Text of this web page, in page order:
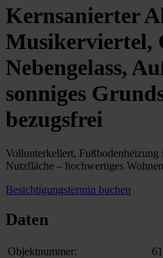
Kernsanierter
Musikerviertel,
Nebengelass,
sonniges
bezugsfrei
Vollunterkellert, Fußbodenheizung
Nutzfläche – hochwertiges
Besichtigungstermin buchen
Daten
Objektnummer: